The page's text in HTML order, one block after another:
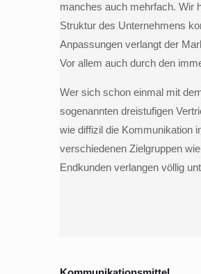
manches auch mehrfach. Wir
Struktur des Unternehmens
Anpassungen verlangt der
Vor allem auch durch den
Wer sich schon einmal mit
sogenannten dreistufigen
wie diffizil die Kommunikation
verschiedenen Zielgruppen
Endkunden verlangen völlig